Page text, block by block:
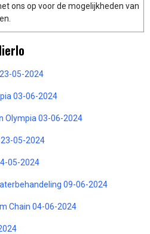
ons op voor de mogelijkheden van
05-2024
03-06-2024
Olympia 03-06-2024
05-2024
05-2024
09-06-2024
Chain 04-06-2024